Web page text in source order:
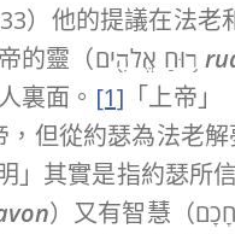
）他的提議在法老
裏面。 [1]
但從約瑟為法老解
」其實是指約瑟所